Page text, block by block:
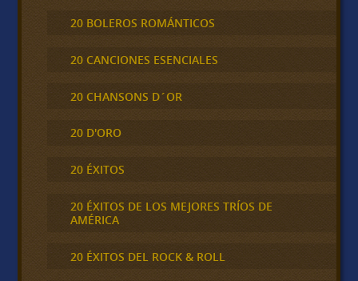
20 BOLEROS ROMÁNTICOS
20 CANCIONES ESENCIALES
20 CHANSONS D´OR
20 D'ORO
20 ÉXITOS
20 ÉXITOS DE LOS MEJORES TRÍOS DE
AMÉRICA
20 ÉXITOS DEL ROCK & ROLL